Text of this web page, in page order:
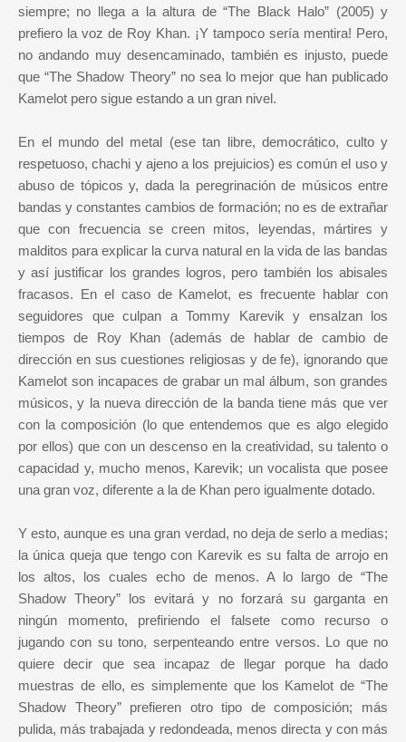
siempre; no llega a la altura de “The Black Halo” (2005) y
prefiero la voz de Roy Khan. ¡Y tampoco sería mentira! Pero,
no andando muy desencaminado, también es injusto, puede
que “The Shadow Theory” no sea lo mejor que han publicado
Kamelot pero sigue estando a un gran nivel.
En el mundo del metal (ese tan libre, democrático, culto y
respetuoso, chachi y ajeno a los prejuicios) es común el uso y
abuso de tópicos y, dada la peregrinación de músicos entre
bandas y constantes cambios de formación; no es de extrañar
que con frecuencia se creen mitos, leyendas, mártires y
malditos para explicar la curva natural en la vida de las bandas
y así justificar los grandes logros, pero también los abisales
fracasos. En el caso de Kamelot, es frecuente hablar con
seguidores que culpan a Tommy Karevik y ensalzan los
tiempos de Roy Khan (además de hablar de cambio de
dirección en sus cuestiones religiosas y de fe), ignorando que
Kamelot son incapaces de grabar un mal álbum, son grandes
músicos, y la nueva dirección de la banda tiene más que ver
con la composición (lo que entendemos que es algo elegido
por ellos) que con un descenso en la creatividad, su talento o
capacidad y, mucho menos, Karevik; un vocalista que posee
una gran voz, diferente a la de Khan pero igualmente dotado.
Y esto, aunque es una gran verdad, no deja de serlo a medias;
la única queja que tengo con Karevik es su falta de arrojo en
los altos, los cuales echo de menos. A lo largo de “The
Shadow Theory” los evitará y no forzará su garganta en
ningún momento, prefiriendo el falsete como recurso o
jugando con su tono, serpenteando entre versos. Lo que no
quiere decir que sea incapaz de llegar porque ha dado
muestras de ello, es simplemente que los Kamelot de “The
Shadow Theory” prefieren otro tipo de composición; más
pulida, más trabajada y redondeada, menos directa y con más